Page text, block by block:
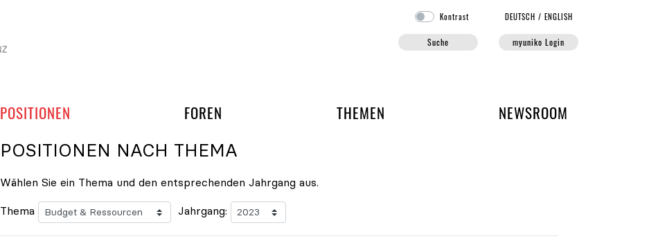
Kontrast DEUTSCH /ENGLISH
Suche myuniko Login
POSITIONEN FOREN UND ARBEITSGRUPPEN DER UNIKO
THEMEN NEWSROOM
POSITIONEN NACH THEMA
Wählen Sie ein Thema und den entsprechenden Jahrgang aus.
Thema Jahrgang: